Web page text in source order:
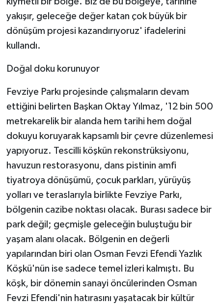
yakışır, geleceğe değer katan çok büyük bir
dönüşüm projesi kazandırıyoruz' ifadelerini
kullandı.
Doğal doku korunuyor
Fevziye Parkı projesinde çalışmaların devam
ettiğini belirten Başkan Oktay Yılmaz, '12 bin 500
metrekarelik bir alanda hem tarihi hem doğal
dokuyu koruyarak kapsamlı bir çevre düzenlemesi
yapıyoruz. Tescilli köşkün rekonstrüksiyonu,
havuzun restorasyonu, dans pistinin amfi
tiyatroya dönüşümü, çocuk parkları, yürüyüş
yolları ve teraslarıyla birlikte Fevziye Parkı,
bölgenin cazibe noktası olacak. Burası sadece bir
park değil; geçmişle geleceğin buluştuğu bir
yaşam alanı olacak. Bölgenin en değerli
yapılarından biri olan Osman Fevzi Efendi Yazlık
Köşkü'nün ise sadece temel izleri kalmıştı. Bu
köşk, bir dönemin sanayi öncülerinden Osman
Fevzi Efendi'nin hatırasını yaşatacak bir kültür